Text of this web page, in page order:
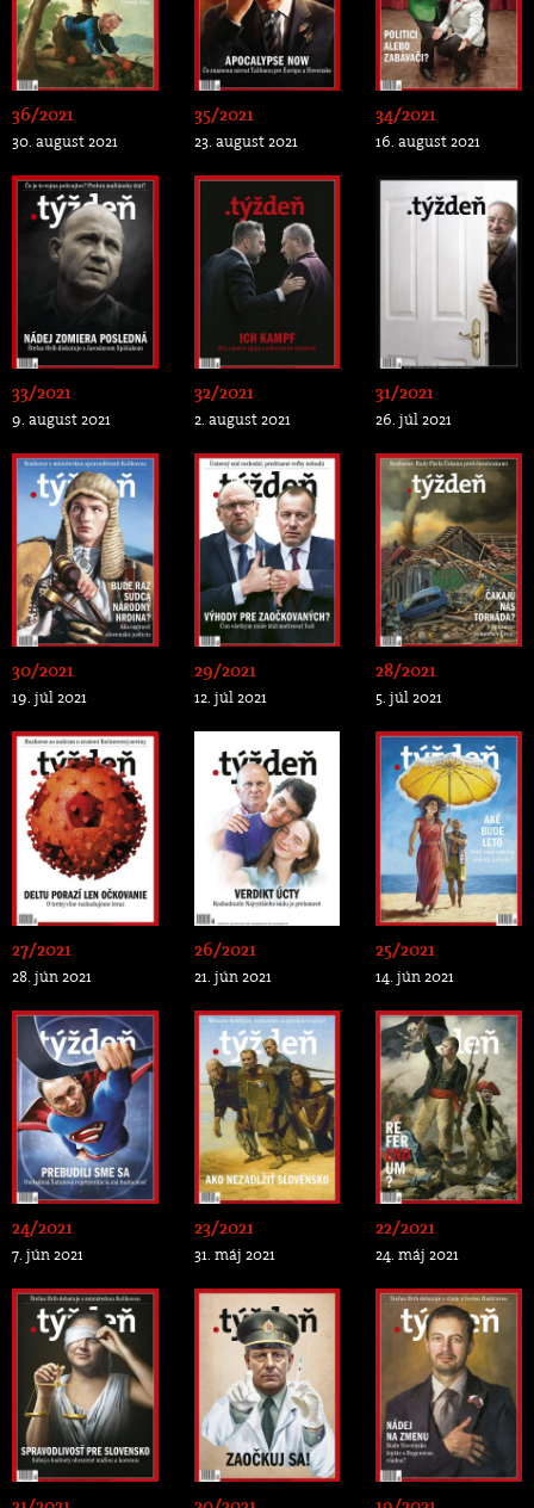
36/2021
30. august 2021
35/2021
23. august 2021
34/2021
16. august 2021
33/2021
9. august 2021
32/2021
2. august 2021
31/2021
26. júl 2021
30/2021
19. júl 2021
29/2021
12. júl 2021
28/2021
5. júl 2021
27/2021
28. jún 2021
26/2021
21. jún 2021
25/2021
14. jún 2021
24/2021
7. jún 2021
23/2021
31. máj 2021
22/2021
24. máj 2021